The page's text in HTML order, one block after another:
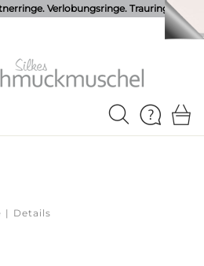
Verlobungsringe. Trauringe.
| Details